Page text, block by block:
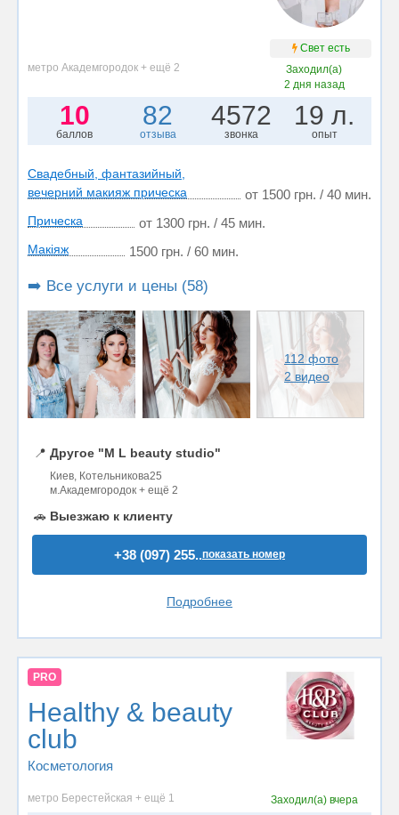
Свет есть
метро Академгородок + ещё 2
Заходил(а)
2 дня назад
10
баллов
82
отзыва
4572
звонка
19 л.
опыт
Свадебный, фантазийный,
вечерний макияж прическа
от 1500 грн. / 40 мин.
Прическа от 1300 грн. / 45 мин.
Макіяж 1500 грн. / 60 мин.
➡️ Все услуги и цены (58)
112 фото
2 видео
📍 Другое "M L beauty studio"
Киев, Котельникова25
м.Академгородок + ещё 2
🚗 Выезжаю к клиенту
+38 (097) 255..показать номер
Подробнее
PRO
Healthy & beauty
club
Косметология
метро Берестейская + ещё 1 Заходил(а) вчера